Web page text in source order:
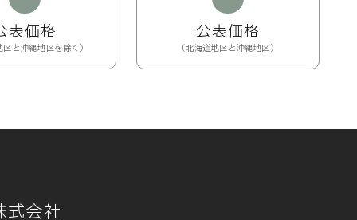
表価格
区と沖縄地区を除く）
公表価格
（北海道地区と沖縄地区）
式会社